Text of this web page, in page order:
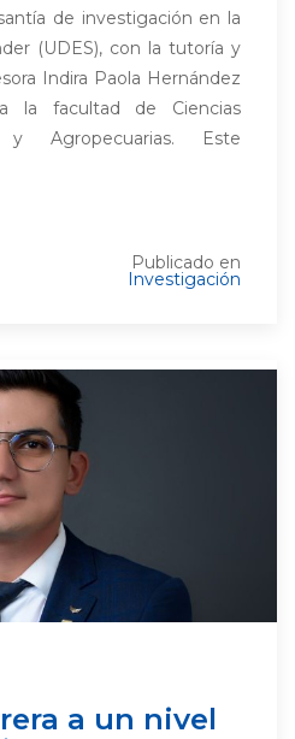
de investigación en la
(UDES), con la tutoría y
Indira Paola Hernández
a la facultad de Ciencias
y Agropecuarias. Este
Publicado en
Investigación
a un nivel